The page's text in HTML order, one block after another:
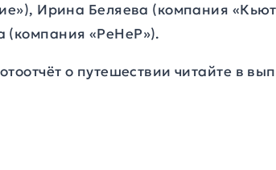
Ирина Беляева (компания
«РеНеР»).
о путешествии читайте в